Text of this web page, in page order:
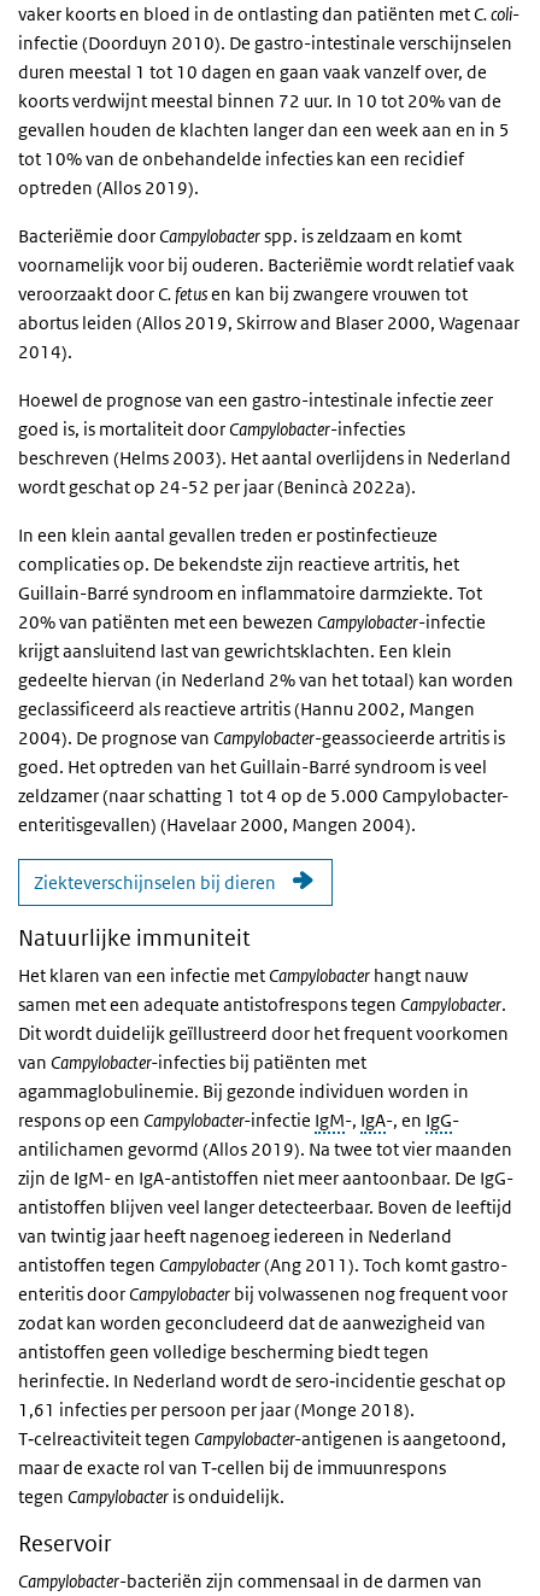
vaker koorts en bloed in de ontlasting dan patiënten met C. coli-
infectie (Doorduyn 2010). De gastro-intestinale verschijnselen
duren meestal 1 tot 10 dagen en gaan vaak vanzelf over, de
koorts verdwijnt meestal binnen 72 uur. In 10 tot 20% van de
gevallen houden de klachten langer dan een week aan en in 5
tot 10% van de onbehandelde infecties kan een recidief
optreden (Allos 2019).
Bacteriëmie door Campylobacterspp. is zeldzaam en komt
voornamelijk voor bij ouderen. Bacteriëmie wordt relatief vaak
veroorzaakt door C. fetusen kan bij zwangere vrouwen tot
abortus leiden (Allos 2019, Skirrow and Blaser 2000, Wagenaar
2014).
Hoewel de prognose van een gastro-intestinale infectie zeer
goed is, is mortaliteit door Campylobacter-infecties
beschreven (Helms 2003). Het aantal overlijdens in Nederland
wordt geschat op 24-52 per jaar (Benincà 2022a).
In een klein aantal gevallen treden er postinfectieuze
complicaties op. De bekendste zijn reactieve artritis, het
Guillain-Barré syndroom en inflammatoire darmziekte. Tot
20% van patiënten met een bewezen Campylobacter-infectie
krijgt aansluitend last van gewrichtsklachten. Een klein
gedeelte hiervan (in Nederland 2% van het totaal) kan worden
geclassificeerd als reactieve artritis (Hannu 2002, Mangen
2004). De prognose van Campylobacter-geassocieerde artritis is
goed. Het optreden van het Guillain-Barré syndroom is veel
zeldzamer (naar schatting 1 tot 4 op de 5.000 Campylobacter-
enteritisgevallen) (Havelaar 2000, Mangen 2004).
Ziekteverschijnselen bij dieren
Natuurlijke immuniteit
Het klaren van een infectie met Campylobacter hangt nauw
samen met een adequate antistofrespons tegen Campylobacter.
Dit wordt duidelijk geïllustreerd door het frequent voorkomen
van Campylobacter-infecties bij patiënten met
agammaglobulinemie. Bij gezonde individuen worden in
respons op een Campylobacter-infectie IgM-, IgA-, en IgG-
antilichamen gevormd (Allos 2019). Na twee tot vier maanden
zijn de IgM- en IgA-antistoffen niet meer aantoonbaar. De IgG-
antistoffen blijven veel langer detecteerbaar. Boven de leeftijd
van twintig jaar heeft nagenoeg iedereen in Nederland
antistoffen tegen Campylobacter(Ang 2011). Toch komt gastro-
enteritis door Campylobacter bij volwassenen nog frequent voor
zodat kan worden geconcludeerd dat de aanwezigheid van
antistoffen geen volledige bescherming biedt tegen
herinfectie. In Nederland wordt de sero‑incidentie geschat op
1,61 infecties per persoon per jaar (Monge 2018).
T‑celreactiviteit tegen Campylobacter-antigenen is aangetoond,
maar de exacte rol van T‑cellen bij de immuunrespons
tegen Campylobacter is onduidelijk.
Reservoir
Campylobacter-bacteriën zijn commensaal in de darmen van